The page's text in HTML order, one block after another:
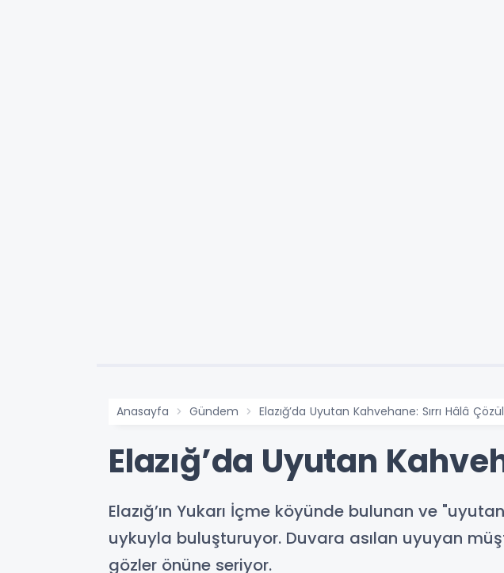
Anasayfa Gündem Elazığ’da Uyutan Kahvehane: Sırrı Hâlâ
Elazığ’da Uyutan
Elazığ’ın Yukarı İçme köyünde bulunan ve
uykuyla buluşturuyor. Duvara asılan uyuyan
gözler önüne seriyor.